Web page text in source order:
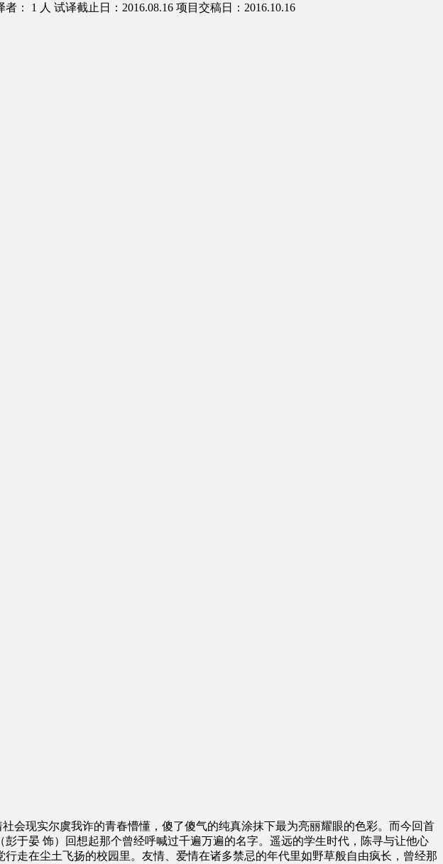
者： 1 人 试译截止日：2016.08.16 项目交稿日：2016.10.16
会现实尔虞我诈的青春懵懂，傻了傻气的纯真涂抹下最为亮丽耀眼的色彩。而今回首
于晏 饰）回想起那个曾经呼喊过千遍万遍的名字。遥远的学生时代，陈寻与让他心
走在尘土飞扬的校园里。友情、爱情在诸多禁忌的年代里如野草般自由疯长，曾经那